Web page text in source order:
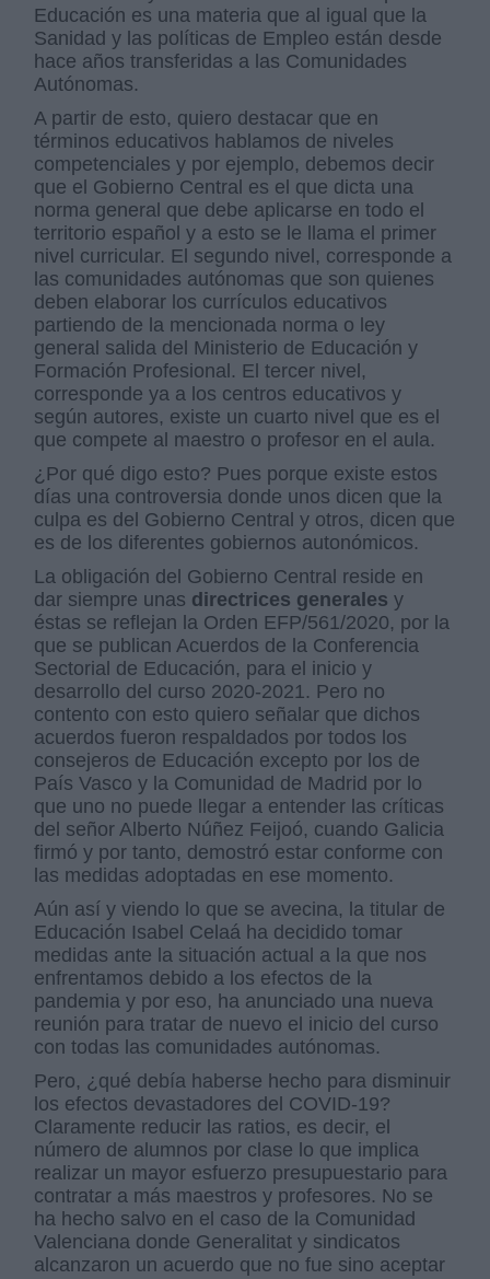
Educación es una materia que al igual que la
Sanidad y las políticas de Empleo están desde
hace años transferidas a las Comunidades
Autónomas.
A partir de esto, quiero destacar que en
términos educativos hablamos de niveles
competenciales y por ejemplo, debemos decir
que el Gobierno Central es el que dicta una
norma general que debe aplicarse en todo el
territorio español y a esto se le llama el primer
nivel curricular. El segundo nivel, corresponde a
las comunidades autónomas que son quienes
deben elaborar los currículos educativos
partiendo de la mencionada norma o ley
general salida del Ministerio de Educación y
Formación Profesional. El tercer nivel,
corresponde ya a los centros educativos y
según autores, existe un cuarto nivel que es el
que compete al maestro o profesor en el aula.
¿Por qué digo esto? Pues porque existe estos
días una controversia donde unos dicen que la
culpa es del Gobierno Central y otros, dicen que
es de los diferentes gobiernos autonómicos.
La obligación del Gobierno Central reside en
dar siempre unas directrices generalesy
éstas se reflejan la Orden EFP/561/2020, por la
que se publican Acuerdos de la Conferencia
Sectorial de Educación, para el inicio y
desarrollo del curso 2020-2021. Pero no
contento con esto quiero señalar que dichos
acuerdos fueron respaldados por todos los
consejeros de Educación excepto por los de
País Vasco y la Comunidad de Madrid por lo
que uno no puede llegar a entender las críticas
del señor Alberto Núñez Feijoó, cuando Galicia
firmó y por tanto, demostró estar conforme con
las medidas adoptadas en ese momento.
Aún así y viendo lo que se avecina, la titular de
Educación Isabel Celaá ha decidido tomar
medidas ante la situación actual a la que nos
enfrentamos debido a los efectos de la
pandemia y por eso, ha anunciado una nueva
reunión para tratar de nuevo el inicio del curso
con todas las comunidades autónomas.
Pero, ¿qué debía haberse hecho para disminuir
los efectos devastadores del COVID-19?
Claramente reducir las ratios, es decir, el
número de alumnos por clase lo que implica
realizar un mayor esfuerzo presupuestario para
contratar a más maestros y profesores. No se
ha hecho salvo en el caso de la Comunidad
Valenciana donde Generalitat y sindicatos
alcanzaron un acuerdo que no fue sino aceptar